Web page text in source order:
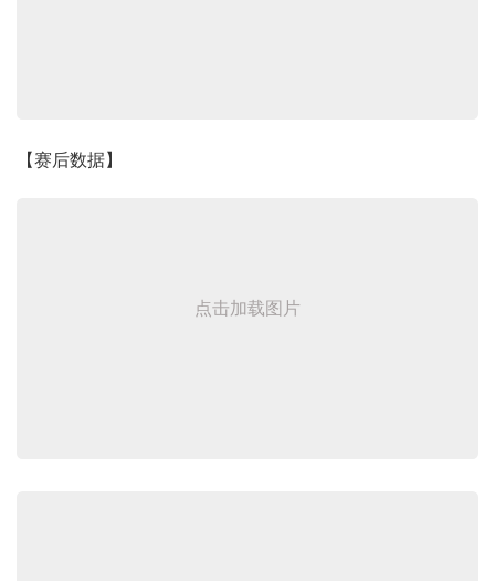
【赛后数据】
点击加载图片